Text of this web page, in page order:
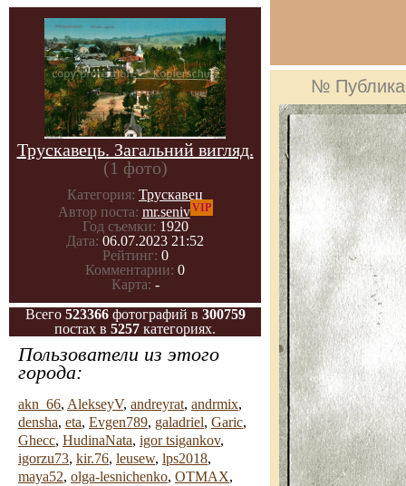
Трускавець. Загальний вигляд.
(1 фото)
Категория: Трускавец
Автор поста: mr.senivVIP
Год съемки: 1920
Дата: 06.07.2023 21:52
Рейтинг: 0
Комментарии: 0
Карта: -
Всего 523366фотографий в 300759
постах в 5257 категориях.
Пользователи из этого
города:
akn_66, AlekseyV, andreyrat, andrmix,
densha, eta, Evgen789, galadriel, Garic,
Ghecc, HudinaNata, igor tsigankov,
igorzu73, kir.76, leusew, lps2018,
maya52, olga-lesnichenko, OTMAX,
№